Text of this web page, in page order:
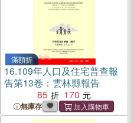
滿額折
16.109年人口及住宅普查報
告第13卷：雲林縣報告
85
170
無庫存